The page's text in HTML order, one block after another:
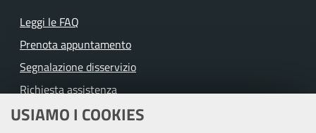
USIAMO I COOKIES
Leggi le FAQ
Prenota appuntamento
Segnalazione disservizio
Richiesta assistenza
Amministrazione trasparente